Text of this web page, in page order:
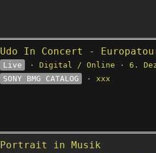
Udo In Concert -
Live
· Digital / Online · 6.
SONY BMG CATALOG
· xxx
Portrait in Musik